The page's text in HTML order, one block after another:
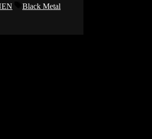
Schlagwörter
Black Metal